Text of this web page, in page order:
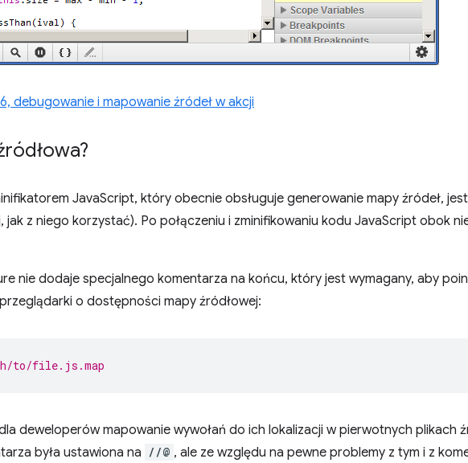
debugowanie i mapowanie źródeł w akcji
JavaScript, który obecnie obsługuje generowanie mapy źródeł,
jak z niego korzystać). Po połączeniu i zminifikowaniu kodu JavaScript obok
nie dodaje specjalnego komentarza na końcu, który jest wymagany, aby
o dostępności mapy źródłowej:
to/file.js.map
deweloperów mapowanie wywołań do ich lokalizacji w pierwotnych plikach
była ustawiona na //@ , ale ze względu na pewne problemy z tym i z